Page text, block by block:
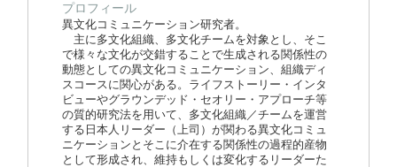
プロフィール
異文化コミュニケーション研究者。
主に多文化組織、多文化チームを対象とし、そこ
で様々な文化が交錯することで生成される関係性の
動態としての異文化コミュニケーション、組織ディ
スコースに関心がある。ライフストーリー・インタ
ビューやグラウンデッド・セオリー・アプローチ等
の質的研究法を用いて、多文化組織／チームを運営
する日本人リーダー（上司）が関わる異文化コミュ
ニケーションとそこに介在する関係性の過程的産物
として形成され、維持もしくは変化するリーダーた